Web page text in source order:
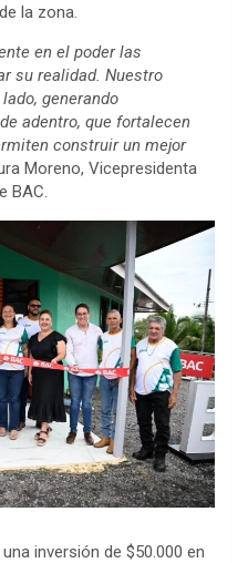
la zona.
en el poder las
su realidad. Nuestro
generando
adentro, que fortalecen
construir un mejor
Moreno, Vicepresidenta
BAC.
inversión de $50.000 en